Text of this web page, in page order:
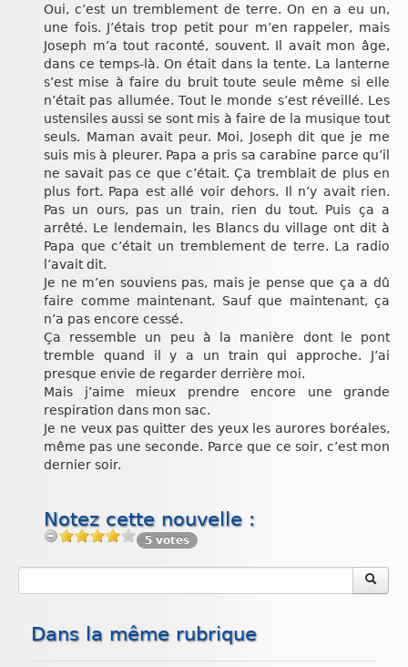
Oui, c’est un tremblement de terre. On en a eu un,
une fois. J’étais trop petit pour m’en rappeler, mais
Joseph m’a tout raconté, souvent. Il avait mon âge,
dans ce temps-là. On était dans la tente. La lanterne
s’est mise à faire du bruit toute seule même si elle
n’était pas allumée. Tout le monde s’est réveillé. Les
ustensiles aussi se sont mis à faire de la musique tout
seuls. Maman avait peur. Moi, Joseph dit que je me
suis mis à pleurer. Papa a pris sa carabine parce qu’il
ne savait pas ce que c’était. Ça tremblait de plus en
plus fort. Papa est allé voir dehors. Il n’y avait rien.
Pas un ours, pas un train, rien du tout. Puis ça a
arrêté. Le lendemain, les Blancs du village ont dit à
Papa que c’était un tremblement de terre. La radio
l’avait dit.
Je ne m’en souviens pas, mais je pense que ça a dû
faire comme maintenant. Sauf que maintenant, ça
n’a pas encore cessé.
Ça ressemble un peu à la manière dont le pont
tremble quand il y a un train qui approche. J’ai
presque envie de regarder derrière moi.
Mais j’aime mieux prendre encore une grande
respiration dans mon sac.
Je ne veux pas quitter des yeux les aurores boréales,
même pas une seconde. Parce que ce soir, c’est mon
dernier soir.
Notez cette nouvelle :
5 votes
Dans la même rubrique